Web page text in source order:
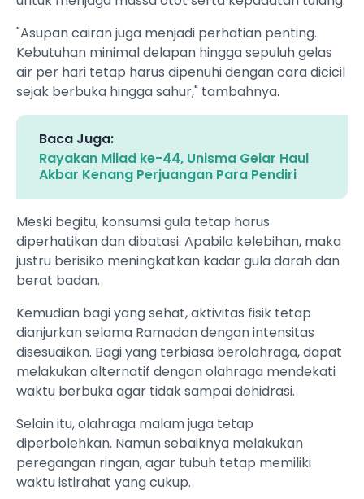
"Asupan cairan juga menjadi perhatian penting.
Kebutuhan minimal delapan hingga sepuluh gelas
air per hari tetap harus dipenuhi dengan cara dicicil
sejak berbuka hingga sahur," tambahnya.
Baca Juga:
Rayakan Milad ke-44, Unisma Gelar Haul
Akbar Kenang Perjuangan Para Pendiri
Meski begitu, konsumsi gula tetap harus
diperhatikan dan dibatasi. Apabila kelebihan, maka
justru berisiko meningkatkan kadar gula darah dan
berat badan.
Kemudian bagi yang sehat, aktivitas fisik tetap
dianjurkan selama Ramadan dengan intensitas
disesuaikan. Bagi yang terbiasa berolahraga, dapat
melakukan alternatif dengan olahraga mendekati
waktu berbuka agar tidak sampai dehidrasi.
Selain itu, olahraga malam juga tetap
diperbolehkan. Namun sebaiknya melakukan
peregangan ringan, agar tubuh tetap memiliki
waktu istirahat yang cukup.